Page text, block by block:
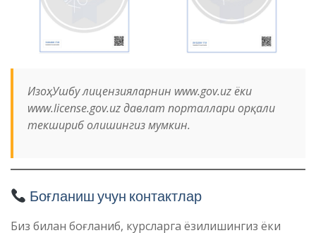
Изоҳ: Ушбу лицензияларнин www.gov.uz ёки
www.license.gov.uz давлат порталлари орқали
текшириб олишингиз мумкин.
Боғланиш учун контактлар
Биз билан боғланиб, курсларга ёзилишингиз ёки